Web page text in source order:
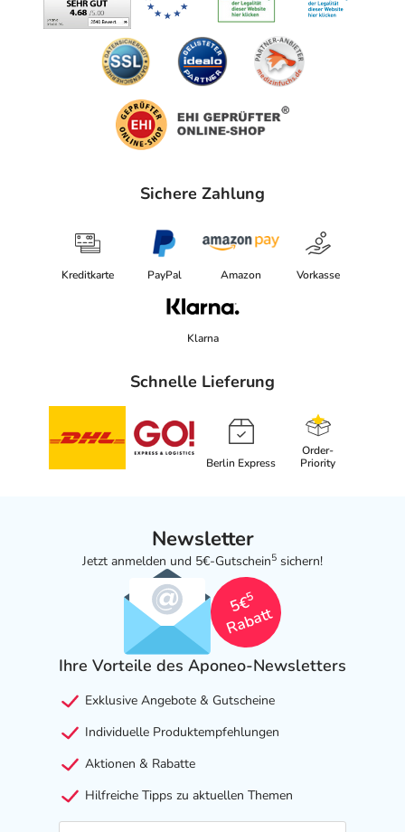
Sichere Zahlung
Kreditkarte PayPal Amazon Vorkasse
Klarna
Schnelle Lieferung
Berlin Express
Order-
Priority
Newsletter
Jetzt anmelden und 5€-Gutschein5 sichern!
5€
5
Rabatt
Ihre Vorteile des Aponeo-Newsletters
Exklusive Angebote & Gutscheine
Individuelle Produktempfehlungen
Aktionen & Rabatte
Hilfreiche Tipps zu aktuellen Themen